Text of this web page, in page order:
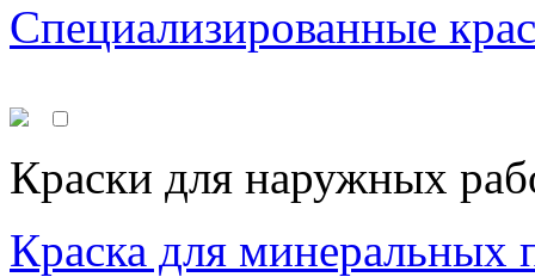
Специализированные
Краски для наружных
Краска для минеральных